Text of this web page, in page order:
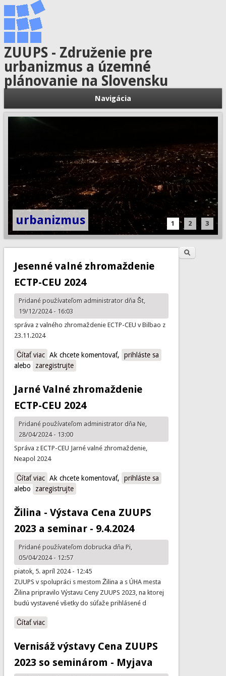
ZUUPS - Združenie pre
urbanizmus a územné
plánovanie na Slovensku
Navigácia
urbanizmus 1 2 3
Jesenné valné zhromaždenie
ECTP-CEU 2024
Pridané používateľom administratordňa Št,
19/12/2024 - 16:03
správa z valného zhromaždenie ECTP-CEU v Bilbao z
23.11.2024
Čítať viaco Jesenné valné zhromaždenie ECTP-CEU 2024
Ak chcete komentovať,
prihláste sa
alebo
zaregistrujte
Jarné Valné zhromaždenie
ECTP-CEU 2024
Pridané používateľom administratordňa Ne,
28/04/2024 - 13:00
Správa z ECTP-CEU Jarné valné zhromaždenie,
Neapol 2024
Čítať viaco Jarné Valné zhromaždenie ECTP-CEU 2024
Ak chcete komentovať,
prihláste sa
alebo
zaregistrujte
Žilina - Výstava Cena ZUUPS
2023 a seminar - 9.4.2024
Pridané používateľom dobruckadňa Pi,
05/04/2024 - 12:57
piatok, 5. apríl 2024 - 12:45
ZUUPS v spolupráci s mestom Žilina a s ÚHA mesta
Žilina pripravilo Výstavu Ceny ZUUPS 2023, na ktorej
budú vystavené všetky do súťaže prihlásené d
Čítať viaco Žilina - Výstava Cena ZUUPS 2023 a seminar - 9.4.2024
Vernisáž výstavy Cena ZUUPS
2023 so seminárom - Myjava
Hľadať